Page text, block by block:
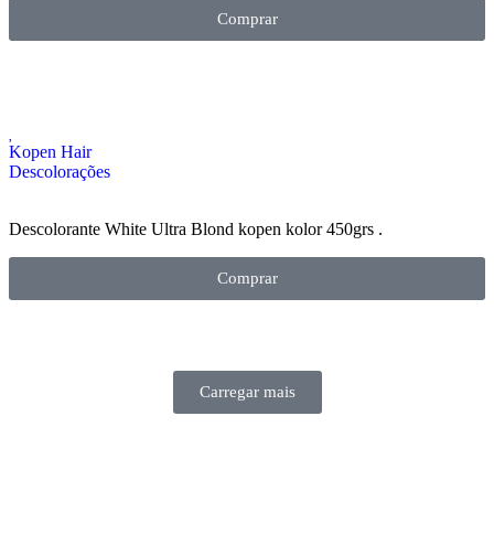
Comprar
Kopen Hair
Descolorações
Descolorante White Ultra Blond kopen kolor 450grs .
Comprar
Carregar mais